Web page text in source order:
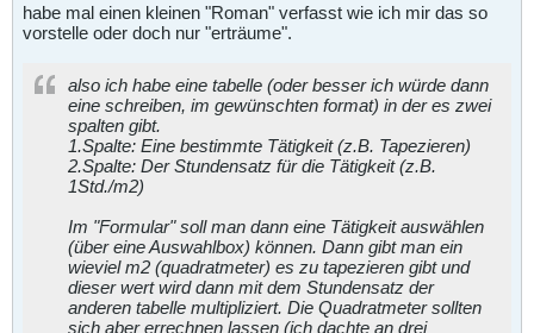
habe mal einen kleinen "Roman" verfasst wie ich mir das so
vorstelle oder doch nur "erträume".
also ich habe eine tabelle (oder besser ich würde dann
eine schreiben, im gewünschten format) in der es zwei
spalten gibt.
1.Spalte: Eine bestimmte Tätigkeit (z.B. Tapezieren)
2.Spalte: Der Stundensatz für die Tätigkeit (z.B.
1Std./m2)
Im "Formular" soll man dann eine Tätigkeit auswählen
(über eine Auswahlbox) können. Dann gibt man ein
wieviel m2 (quadratmeter) es zu tapezieren gibt und
dieser wert wird dann mit dem Stundensatz der
anderen tabelle multipliziert. Die Quadratmeter sollten
sich aber errechnen lassen (ich dachte an drei